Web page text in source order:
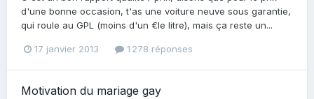
d'une bonne occasion, t'as une voiture neuve sous garantie,
qui roule au GPL (moins d'un €le litre), mais ça reste un...
17 janvier 2013 1 278 réponses
Motivation du mariage gay